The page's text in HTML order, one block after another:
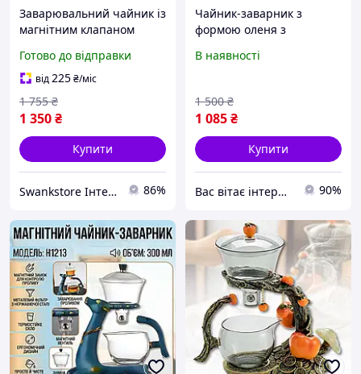
Заварювальний чайник із
магнітним клапаном
мл термостійке скло
Готово до відправки
від225₴/міс
1 350₴
1 755 ₴
Купити
Swankstore Інтернет магазин 86%
Чайник-заварник з
формою оленя з
(H1213) (300ml)
В наявності
1 085₴
1 500 ₴
Купити
Вас вітає інтернет магазин "Sales Spirit" 90%